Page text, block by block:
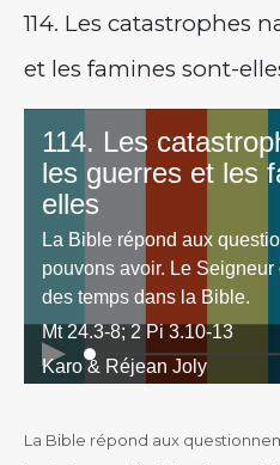
114. Les catastrophes
et les famines sont-
La Bible répond aux